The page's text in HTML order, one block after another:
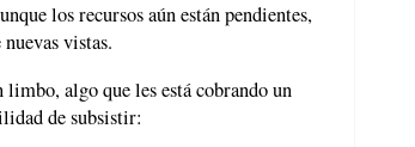
los recursos aún están pendientes,
vistas.
algo que les está cobrando un
de subsistir: